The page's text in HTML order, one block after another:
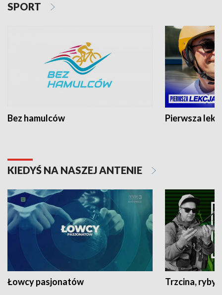
SPORT
Bez hamulców Pierwsza
KIEDYŚ NA NASZEJ ANTENIE
Łowcy pasjonatów Trzcina, ryby